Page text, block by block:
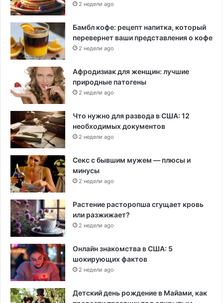
2 недели ago
Бамбл кофе: рецепт напитка, который
перевернет ваши представления о кофе
2 недели ago
Афродизиак для женщин: лучшие
природные патогены
2 недели ago
Что нужно для развода в США: 12
необходимых документов
2 недели ago
Секс с бывшим мужем — плюсы и
минусы
2 недели ago
Растение расторопша сгущает кровь
или разжижает?
2 недели ago
Онлайн знакомства в США: 5
шокирующих фактов
2 недели ago
Детский день рождение в Майами, как